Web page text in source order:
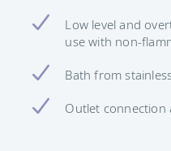
Low level and
use with non-
Bath from
Outlet connection